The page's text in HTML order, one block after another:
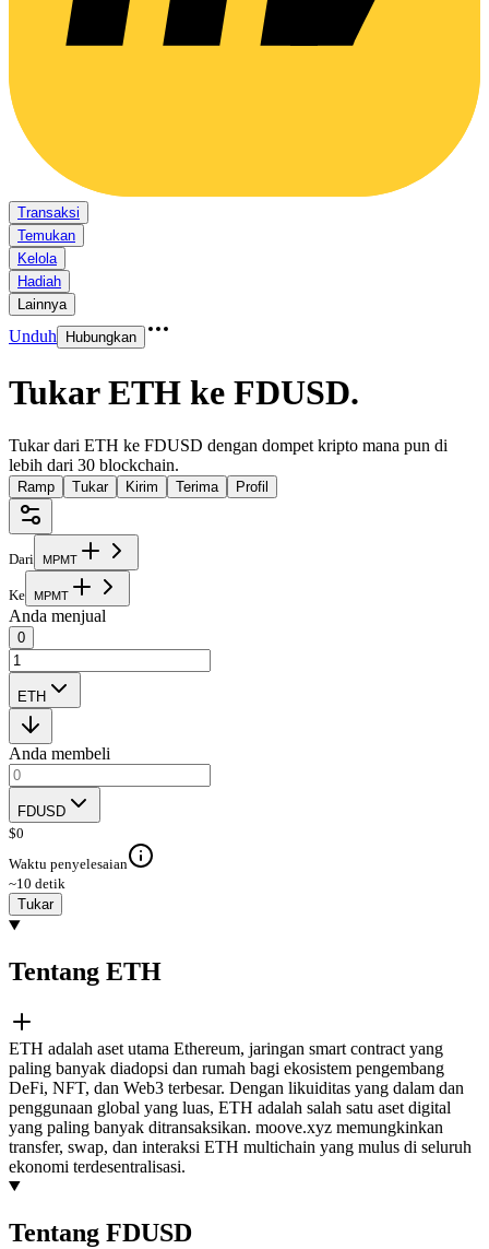
Transaksi
Temukan
Kelola
Hadiah
Lainnya
Unduh Hubungkan
Tukar ETH ke FDUSD.
Tukar dari ETH ke FDUSD dengan dompet kripto mana pun di
lebih dari 30 blockchain.
Ramp Tukar Kirim Terima Profil
Dari MPMT
Ke MPMT
Anda menjual
0
ETH
Anda membeli
FDUSD
$0
Waktu penyelesaian
~10 detik
Tukar
Tentang ETH
ETH adalah aset utama Ethereum, jaringan smart contract yang
paling banyak diadopsi dan rumah bagi ekosistem pengembang
DeFi, NFT, dan Web3 terbesar. Dengan likuiditas yang dalam dan
penggunaan global yang luas, ETH adalah salah satu aset digital
yang paling banyak ditransaksikan. moove.xyz memungkinkan
transfer, swap, dan interaksi ETH multichain yang mulus di seluruh
ekonomi terdesentralisasi.
Tentang FDUSD